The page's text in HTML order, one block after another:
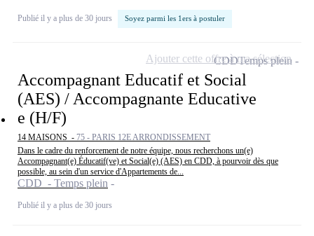
Publié il y a plus de 30 jours Soyez parmi les 1ers à postuler
Accompagnant Educatif et Social
(AES) / Accompagnante Educative
e (H/F)
14 MAISONS - 75 - PARIS 12E ARRONDISSEMENT
Dans le cadre du renforcement de notre équipe, nous recherchons un(e)
Accompagnant(e) Éducatif(ve) et Social(e) (AES) en CDD, à pourvoir dès que
possible, au sein d'un service d'Appartements de...
CDD - Temps plein
Publié il y a plus de 30 jours
CDDTemps plein
Ajouter cette offre à ma sélection